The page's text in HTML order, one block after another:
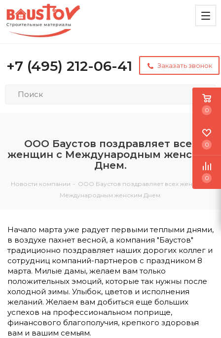
+7 (495) 212-06-41 Заказать звонок
ООО Баустов поздравляет всех
женщин с Международным женским
Днем.
Новости компании - ООО Баустов поздравляет всех женщин с
Международным женским Днем.
Начало марта уже радует первыми теплыми днями,
в воздухе пахнет весной, а компания "Баустов"
традиционно поздравляет наших дорогих коллег и
сотрудниц компаний-партнеров с праздником 8
марта. Милые дамы, желаем вам только
положительных эмоций, которые так нужны после
холодной зимы. Улыбок, цветов и исполнения
желаний. Желаем вам добиться еще больших
успехов на профессиональном поприще,
финансового благополучия, крепкого здоровья
вам и вашим семьям.
0
0
0